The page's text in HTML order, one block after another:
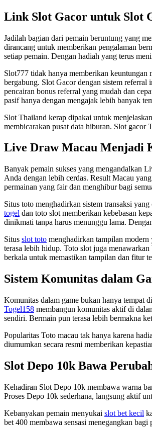
Link Slot Gacor untuk Slot
Jadilah bagian dari pemain beruntung yang
dirancang untuk memberikan pengalaman
setiap pemain. Dengan hadiah yang terus
Slot777 tidak hanya memberikan
bergabung. Slot Gacor dengan sistem
pencairan bonus referral yang mudah dan
pasif hanya dengan mengajak lebih banyak
Slot Thailand kerap dipakai untuk
membicarakan pusat data hiburan. Slot
Live Draw Macau Menjadi
Banyak pemain sukses yang mengandalkan
Anda dengan lebih cerdas. Result Macau
permainan yang fair dan menghibur bagi
Situs toto menghadirkan sistem transaksi
togel dan toto slot memberikan kebebasan
dinikmati tanpa harus menunggu lama.
Situs slot toto menghadirkan tampilan
terasa lebih hidup. Toto slot juga
berkala untuk memastikan tampilan dan fitur
Sistem Komunitas dalam
Komunitas dalam game bukan hanya tempat
Togel158 membangun komunitas aktif di
sendiri. Bermain pun terasa lebih bermakna
Popularitas Toto macau tak hanya karena
diumumkan secara resmi memberikan
Slot Depo 10k Bawa
Kehadiran Slot Depo 10k membawa warna
Proses Depo 10k sederhana, langsung aktif
Kebanyakan pemain menyukai slot bet kecil
bet 400 membawa sensasi menegangkan